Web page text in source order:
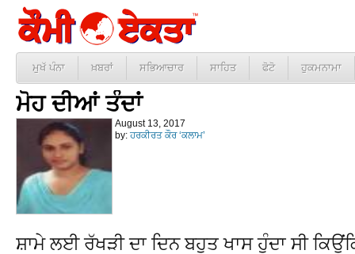
ਮੁਖੱ ਪੰਨਾ ਖ਼ਬਰਾਂ ਸਭਿਆਚਾਰ ਸਾਹਿਤ ਫੋਟੋ ਹੁਕਮਨਾਮਾ
ਮੋਹ ਦੀਆਂ ਤੰਦਾਂ
August 13, 2017
by: ਹਰਕੀਰਤ ਕੌਰ ‘ਕਲਾਮ’
ਸ਼ਾਮੇ ਲਈ ਰੱਖੜੀ ਦਾ ਦਿਨ ਬਹੁਤ ਖਾਸ ਹੁੰਦਾ ਸੀ